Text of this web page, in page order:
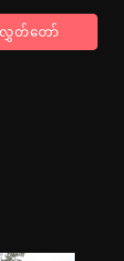
တ်တော်